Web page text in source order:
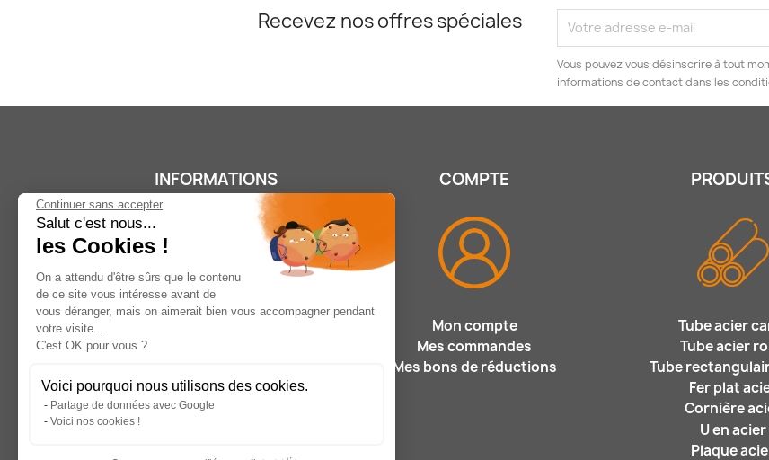
Continuer sans accepter
Salut c'est nous...
les Cookies !
On a attendu d'être sûrs que le contenu
de ce site vous intéresse avant de
vous déranger, mais on aimerait bien vous accompagner pendant
votre visite...
C'est OK pour vous ?
Voici pourquoi nous utilisons des cookies.
Partage de données avec Google
Voici nos cookies !
Recevez nos offres spéciales
Vous pouvez vous désinscrire à tout
informations de contact dans les
INFORMATIONS
Paiements sécurisés
Mentions légales
Retour, annulation et réclamation
COMPTE
Mon compte
Mes commandes
Mes bons de réductions
Tube acier
Tube acier
Tube
Fer plat
Cornière
U en acier
Plaque